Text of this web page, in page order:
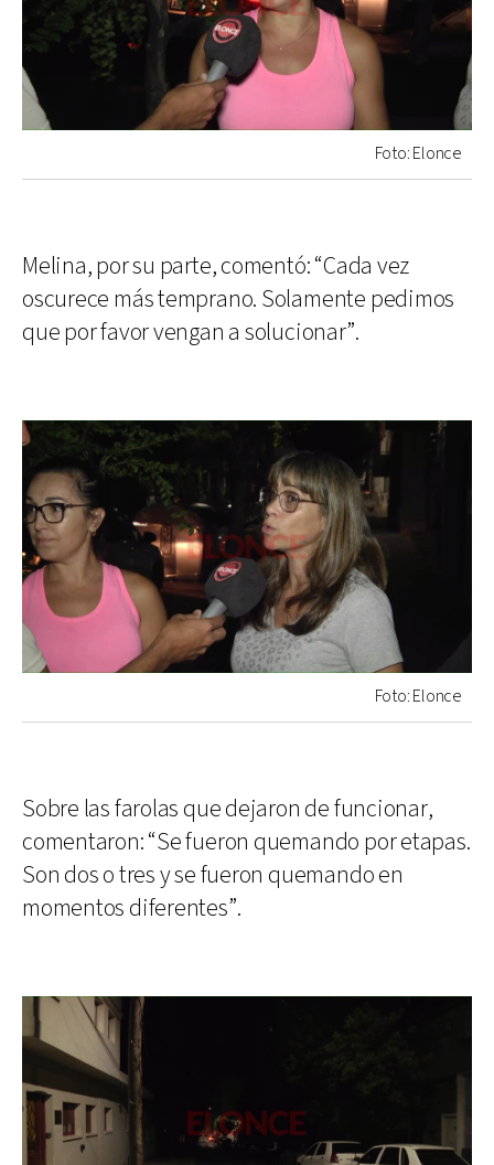
Foto: Elonce
Melina, por su parte, comentó: “Cada vez
oscurece más temprano. Solamente pedimos
que por favor vengan a solucionar”.
Foto: Elonce
Sobre las farolas que dejaron de funcionar,
comentaron: “Se fueron quemando por etapas.
Son dos o tres y se fueron quemando en
momentos diferentes”.